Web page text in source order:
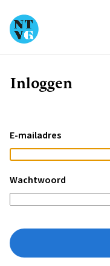
Kruimelpad
Inloggen
E-mailadres
Wachtwoord